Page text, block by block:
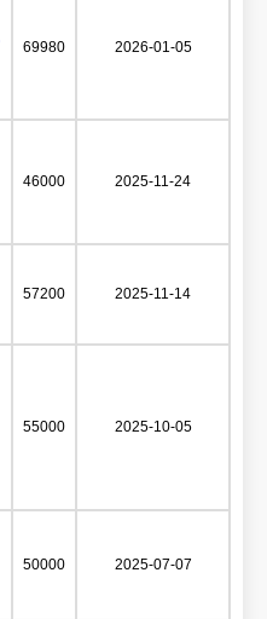
69980 2026-01-05
46000 2025-11-24
57200 2025-11-14
55000 2025-10-05
50000 2025-07-07